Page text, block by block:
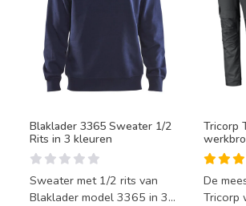
Blaklader 3365 Sweater 1/2
Rits in 3 kleuren
Sweater met 1/2 rits van
Blaklader model 3365 in 3
Tricorp
De
Tricorp